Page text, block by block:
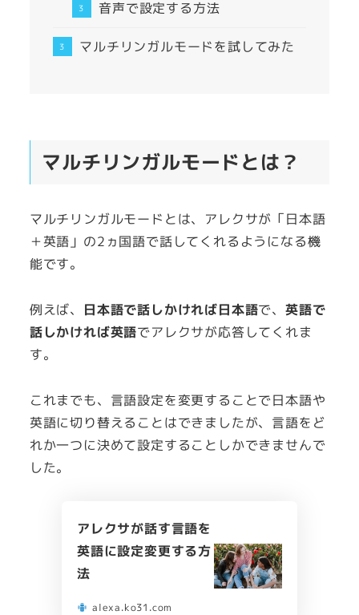
音声で設定する方法
マルチリンガルモードを試してみた
マルチリンガルモードとは？
マルチリンガルモードとは、アレクサが「日本語
＋英語」の2ヵ国語で話してくれるようになる機
能です。
例えば、 日本語で話しかければ日本語で、英語で
話しかければ英語でアレクサが応答してくれま
す。
これまでも、言語設定を変更することで日本語や
英語に切り替えることはできましたが、言語をど
れか一つに決めて設定することしかできませんで
した。
アレクサが話す言語を
英語に設定変更する方
法
alexa.ko31.com